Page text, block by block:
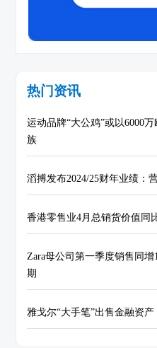
热门资讯
运动品牌“大公鸡”或以6000
族
滔搏发布2024/25财年业绩：
香港零售业4月总销货价值同
Zara母公司第一季度销售同
期
雅戈尔“大手笔”出售金融资